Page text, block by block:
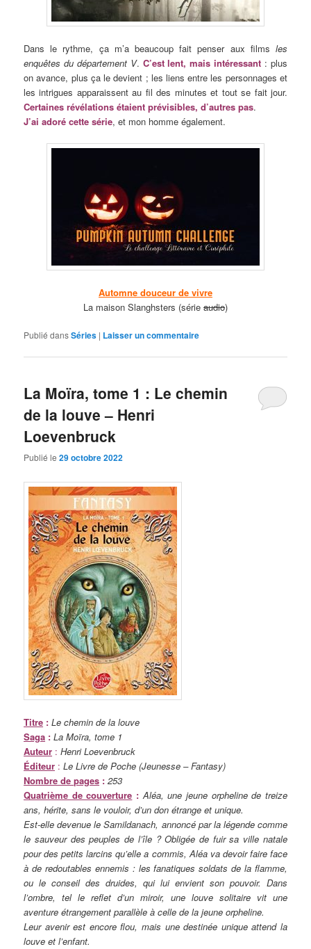
Dans le rythme, ça m’a beaucoup fait penser aux films les
enquêtes du département V. C’est lent, mais intéressant : plus
on avance, plus ça le devient ; les liens entre les personnages et
les intrigues apparaissent au fil des minutes et tout se fait jour.
Certaines révélations étaient prévisibles, d’autres pas.
J’ai adoré cette série, et mon homme également.
Automne douceur de vivre
La maison Slanghsters (série audio)
Publié dansSéries | Laisser un commentaire
La Moïra, tome 1 : Le chemin
de la louve – Henri
Loevenbruck
Publié le29 octobre 2022
Titre : Le chemin de la louve
Saga : La Moïra, tome 1
Auteur :Henri Loevenbruck
Éditeur : Le Livre de Poche (Jeunesse – Fantasy)
Nombre de pages : 253
Quatrième de couverture :Aléa, une jeune orpheline de treize
ans, hérite, sans le vouloir, d’un don étrange et unique.
Est-elle devenue le Samildanach, annoncé par la légende comme
le sauveur des peuples de l’île ? Obligée de fuir sa ville natale
pour des petits larcins qu’elle a commis, Aléa va devoir faire face
à de redoutables ennemis : les fanatiques soldats de la flamme,
ou le conseil des druides, qui lui envient son pouvoir. Dans
l’ombre, tel le reflet d’un miroir, une louve solitaire vit une
aventure étrangement parallèle à celle de la jeune orpheline.
Leur avenir est encore flou, mais une destinée unique attend la
louve et l’enfant.